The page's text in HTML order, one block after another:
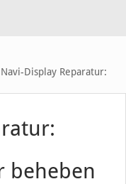
Navi-Display Reparatur:
beheben